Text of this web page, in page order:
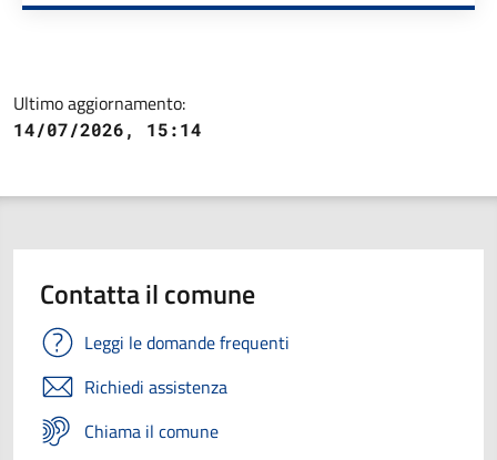
Ultimo aggiornamento:
14/07/2026, 15:14
Contatta il comune
Leggi le domande frequenti
Richiedi assistenza
Chiama il comune